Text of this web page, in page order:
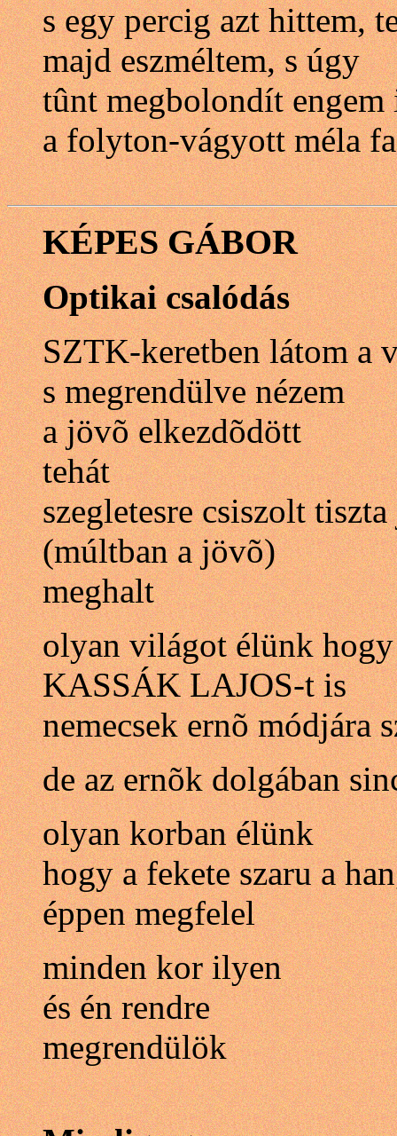
s egy percig azt hittem,
majd eszméltem, s úgy
tûnt megbolondít engem
a folyton-vágyott méla
KÉPES GÁBOR
Optikai csalódás
SZTK-keretben látom a
s megrendülve nézem
a jövõ elkezdõdött
tehát
szegletesre csiszolt
(múltban a jövõ)
meghalt
olyan világot élünk hogy
KASSÁK LAJOS-t is
nemecsek ernõ módjára
de az ernõk dolgában
olyan korban élünk
hogy a fekete szaru a
éppen megfelel
minden kor ilyen
és én rendre
megrendülök